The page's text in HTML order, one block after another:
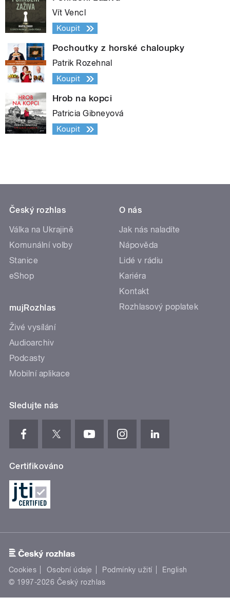
Vít Vencl
Koupit
Pochoutky z horské chaloupky
Patrik Rozehnal
Koupit
Hrob na kopci
Patricia Gibneyová
Koupit
Český rozhlas
Válka na Ukrajině
Komunální volby
Stanice
eShop
mujRozhlas
Živé vysílání
Audioarchiv
Podcasty
Mobilní aplikace
O nás
Jak nás naladíte
Nápověda
Lidé v rádiu
Kariéra
Kontakt
Rozhlasový poplatek
Sledujte nás
Certifikováno
Cookies Osobní údaje Podmínky užití
English
© 1997-2026 Český rozhlas